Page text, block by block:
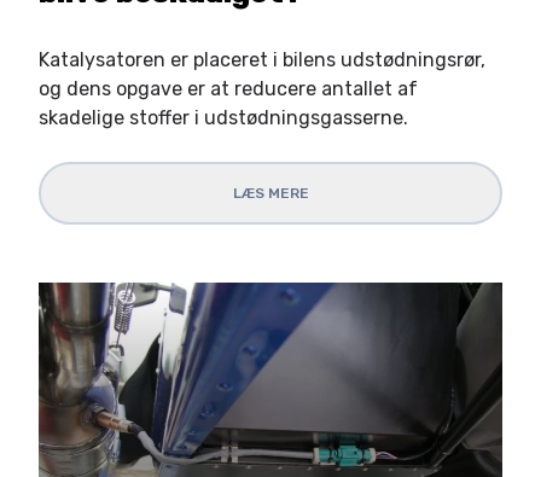
Katalysatoren er placeret i bilens udstødningsrør,
og dens opgave er at reducere antallet af
skadelige stoffer i udstødningsgasserne.
LÆS MERE